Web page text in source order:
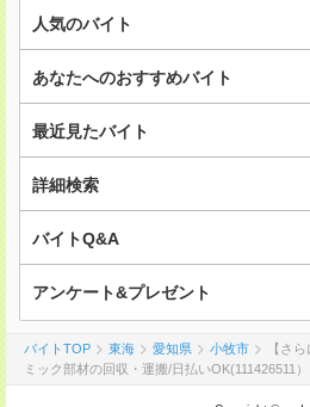
人気のバイト
あなたへのおすすめバイト
最近見たバイト
詳細検索
バイトQ&A
アンケート&プレゼント
バイトTOP 東海 愛知県 小牧市
【さ
ミック部材の回収・運搬/日払いOK(111426511）